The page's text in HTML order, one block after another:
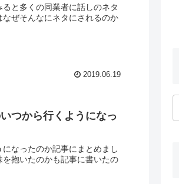
と多くの同業者に話しのネタ
ぜそんなにネタにされるのか
2019.06.19
つから行くようになっ
なったのか記事にまとめまし
抱いたのかも記事に書いたの